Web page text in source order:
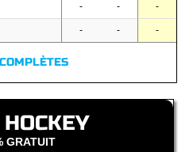
- - -
- - -
GRATUIT